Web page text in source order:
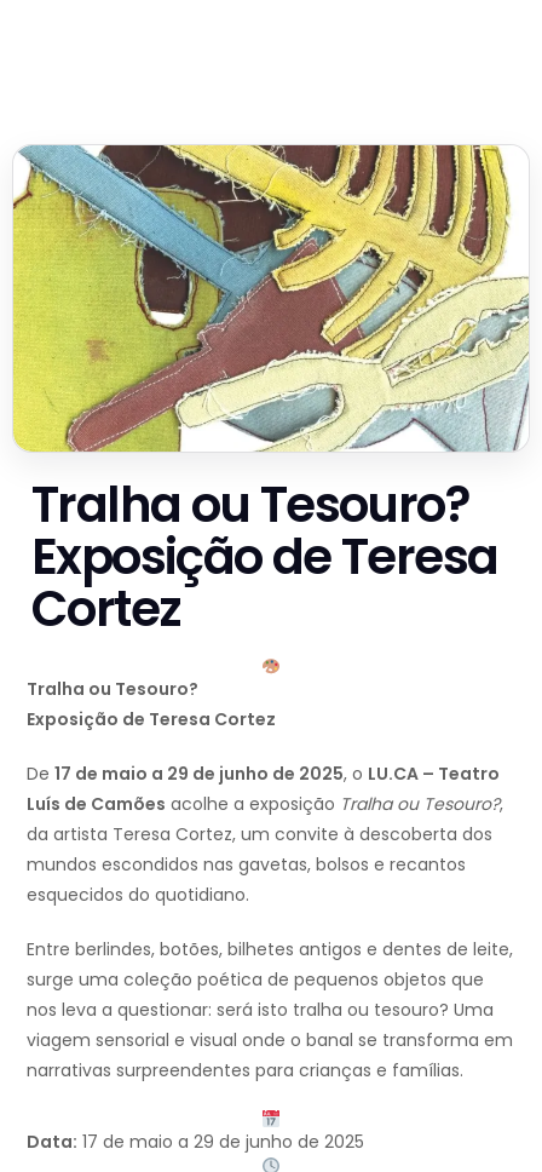
Tralha ou Tesouro?
Exposição de Teresa
Cortez
Tralha ou Tesouro?
Exposição de Teresa Cortez
De 17 de maio a 29 de junho de 2025, o LU.CA – Teatro
Luís de Camões acolhe a exposição Tralha ou Tesouro?,
da artista Teresa Cortez, um convite à descoberta dos
mundos escondidos nas gavetas, bolsos e recantos
esquecidos do quotidiano.
Entre berlindes, botões, bilhetes antigos e dentes de leite,
surge uma coleção poética de pequenos objetos que
nos leva a questionar: será isto tralha ou tesouro? Uma
viagem sensorial e visual onde o banal se transforma em
narrativas surpreendentes para crianças e famílias.
Data: 17 de maio a 29 de junho de 2025